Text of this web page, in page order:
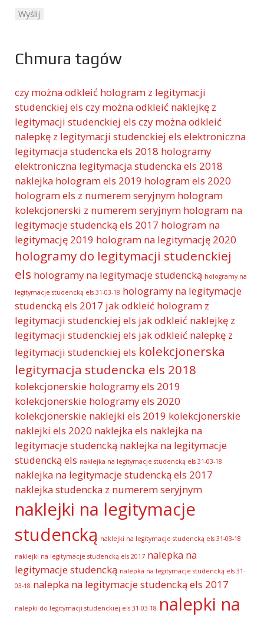
Chmura tagów
czy można odkleić hologram z legitymacji
studenckiej els czy można odkleić naklejkę z
legitymacji studenckiej els czy można odkleić
nalepkę z legitymacji studenckiej els elektroniczna
legitymacja studencka els 2018 hologramy
elektroniczna legitymacja studencka els 2018
naklejka hologram els 2019 hologram els 2020
hologram els z numerem seryjnym hologram
kolekcjonerski z numerem seryjnym hologram na
legitymacje studencką els 2017 hologram na
legitymację 2019 hologram na legitymację 2020
hologramy do legitymacji studenckiej
els hologramy na legitymacje studencką hologramy na
legitymacje studencką els 31-03-18 hologramy na legitymacje
studencką els 2017 jak odkleić hologram z
legitymacji studenckiej els jak odkleić naklejkę z
legitymacji studenckiej els jak odkleić nalepkę z
legitymacji studenckiej els kolekcjonerska
legitymacja studencka els 2018
kolekcjonerskie hologramy els 2019
kolekcjonerskie hologramy els 2020
kolekcjonerskie naklejki els 2019 kolekcjonerskie
naklejki els 2020 naklejka els naklejka na
legitymacje studencką naklejka na legitymacje
studencką els naklejka na legitymacje studencką els 31-03-18
naklejka na legitymacje studencką els 2017
naklejka studencka z numerem seryjnym
naklejki na legitymacje
studencką naklejki na legitymacje studencką els 31-03-18
naklejki na legitymacje studencką els 2017 nalepka na
legitymacje studencką nalepka na legitymacje studencką els 31-
03-18 nalepka na legitymacje studencką els 2017
nalepki do legitymacji studenckiej els 31-03-18 nalepki na